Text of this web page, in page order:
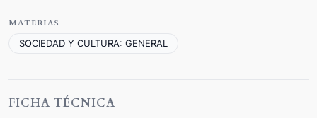
MATERIAS
SOCIEDAD Y CULTURA: GENERAL
FICHA TÉCNICA